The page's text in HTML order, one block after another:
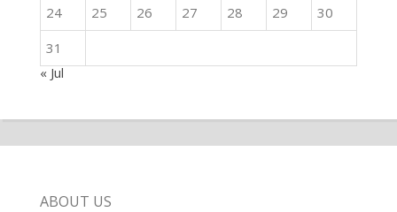
24
25 26 27 28 29
30
31
« Jul
ABOUT US